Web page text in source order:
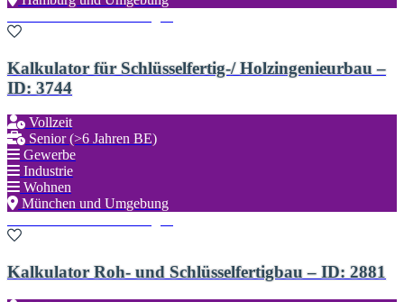
Kalkulator für Schlüsselfertig-/ Holzingenieurbau –
ID: 3744
Vollzeit
Senior (>6 Jahren BE)
Gewerbe
Industrie
Wohnen
München und Umgebung
Kalkulator Roh- und Schlüsselfertigbau – ID: 2881